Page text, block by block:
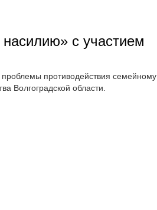
с участием
противодействия семейному
Волгоградской области.